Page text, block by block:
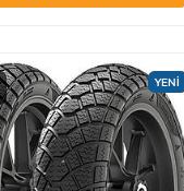
YENİ